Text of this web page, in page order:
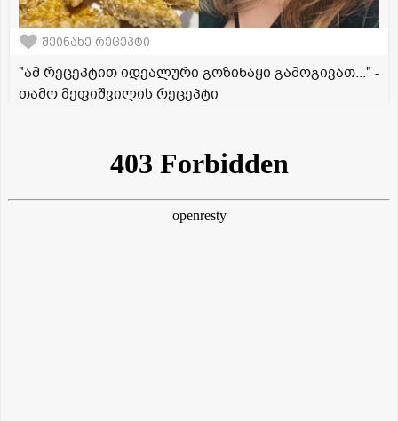
შეინახე რეცეპტი
"ამ რეცეპტით იდეალური გოზინაყი გამოგივათ..." -
თამო მეფიშვილის რეცეპტი